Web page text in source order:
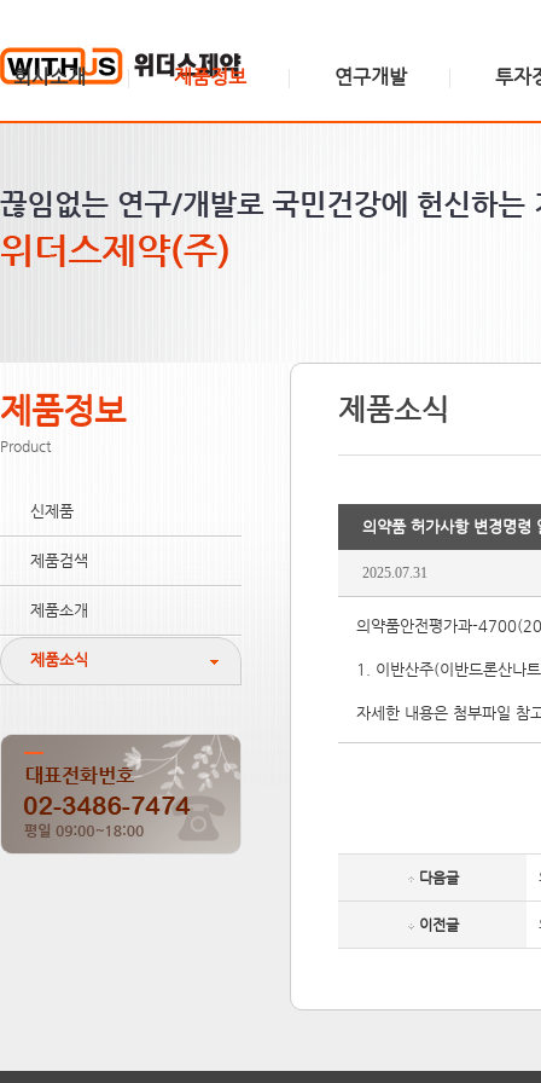
회사소개 제품정보 연구개발 투자
인사말
혁
리경영
아오시는길
제품소개
제품소식
IR 게시판
제품정보
Product
신제품
제품검색
제품소개
제품소식
제품소식
의약품 허가사항 변경명령
2025.07.31
의약품안전평가과-
1. 이반산주(이반드론산나
자세한 내용은 첨부파일 참
다음글
이전글